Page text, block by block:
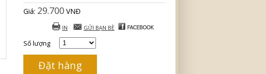
Giá: 29.700 VNĐ
IN GỬI BẠN BÈ
Số lượng